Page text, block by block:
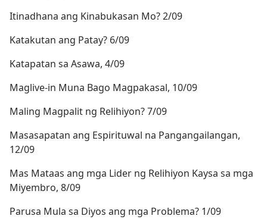
Itinadhana ang Kinabukasan Mo? 2/09
Katakutan ang Patay? 6/09
Katapatan sa Asawa, 4/09
Maglive-in Muna Bago Magpakasal, 10/09
Maling Magpalit ng Relihiyon? 7/09
Masasapatan ang Espirituwal na Pangangailangan,
12/09
Mas Mataas ang mga Lider ng Relihiyon Kaysa sa mga
Miyembro, 8/09
Parusa Mula sa Diyos ang mga Problema? 1/09